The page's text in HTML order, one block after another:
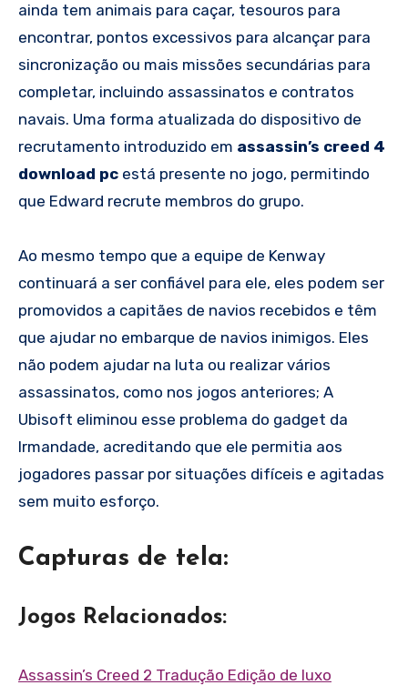
ainda tem animais para caçar, tesouros para
encontrar, pontos excessivos para alcançar para
sincronização ou mais missões secundárias para
completar, incluindo assassinatos e contratos
navais. Uma forma atualizada do dispositivo de
recrutamento introduzido em assassin’s creed 4
download pc está presente no jogo, permitindo
que Edward recrute membros do grupo.
Ao mesmo tempo que a equipe de Kenway
continuará a ser confiável para ele, eles podem ser
promovidos a capitães de navios recebidos e têm
que ajudar no embarque de navios inimigos. Eles
não podem ajudar na luta ou realizar vários
assassinatos, como nos jogos anteriores; A
Ubisoft eliminou esse problema do gadget da
Irmandade, acreditando que ele permitia aos
jogadores passar por situações difíceis e agitadas
sem muito esforço.
Capturas de tela:
Jogos Relacionados:
Assassin’s Creed 2 Tradução Edição de luxo